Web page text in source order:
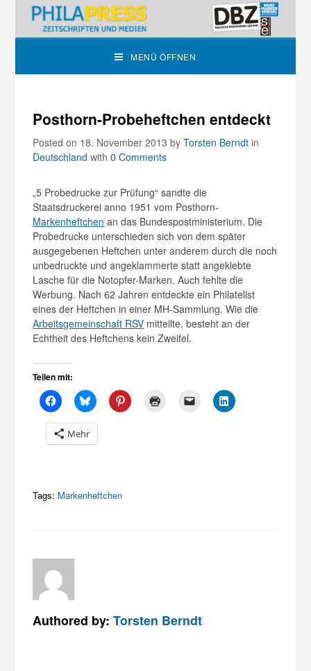
MENÜ ÖFFNEN
Posthorn-Probeheftchen entdeckt
Posted on 18. November 2013byTorsten Berndt in
Deutschland with0 Comments
„5 Probedrucke zur Prüfung“ sandte die
Staatsdruckerei anno 1951 vom Posthorn-
Markenheftchen an das Bundespostministerium. Die
Probedrucke unterschieden sich von dem später
ausgegebenen Heftchen unter anderem durch die noch
unbedruckte und angeklammerte statt angeklebte
Lasche für die Notopfer-Marken. Auch fehlte die
Werbung. Nach 62 Jahren entdeckte ein Philatelist
eines der Heftchen in einer MH-Sammlung. Wie die
Arbeitsgemeinschaft RSV mitteilte, besteht an der
Echtheit des Heftchens kein Zweifel.
Teilen mit:
Mehr
Tags: Markenheftchen
Authored by:Torsten Berndt